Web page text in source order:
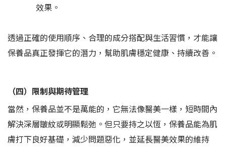
效果。
透過正確的使用順序、合理的成分搭配與生活習慣，才能讓
保養品真正發揮它的潛力，幫助肌膚穩定健康、持續改善。
（四）限制與期待管理
當然，保養品並不是萬能的，它無法像醫美一樣，短時間內
解決深層皺紋或明顯鬆弛。但只要持之以恆，保養品能為肌
膚打下良好基礎，減少問題惡化，並延長醫美效果的維持